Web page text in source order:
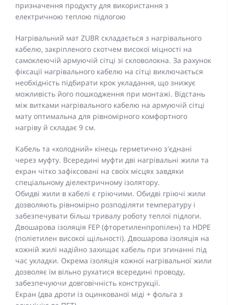
призначення продукту для використання з
електричною теплою підлогою
Нагрівальний мат ZUBR складається з нагрівального
кабелю, закріпленого скотчем високої міцності на
самоклеючій армуючій сітці зі скловолокна. За рахунок
фіксації нагрівального кабелю на сітці виключається
необхідність підбирати крок укладання, що знижує
можливість його пошкодження при монтажі. Відстань
між витками нагрівального кабелю на армуючій сітці
мату оптимальна для рівномірного комфортного
нагріву й складає 9 см.
Кабель та «холодний» кінець герметично з'єднані
через муфту. Всередині муфти дві нагрівальні жили та
екран чітко зафіксовані на своїх місцях завдяки
спеціальному діелектричному ізолятору.
Обидві жили в кабелі є гріючими. Обидві гріючі жили
дозволяють рівномірно розподіляти температуру і
забезпечувати більш тривалу роботу теплої підлоги.
Двошарова ізоляція FEP (фторетиленпропілен) та HDPE
(поліетилен високої щільності). Двошарова ізоляція на
кожній жилі надійно захищає кабель при згинанні під
час укладки. Окрема ізоляція кожної нагрівальної жили
дозволяє їм вільно рухатися всередині проводу,
забезпечуючи довговічність конструкції.
Екран (два дроти із оцинкованої міді + фольга з